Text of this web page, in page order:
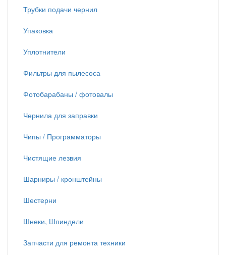
Трубки подачи чернил
Упаковка
Уплотнители
Фильтры для пылесоса
Фотобарабаны / фотовалы
Чернила для заправки
Чипы / Программаторы
Чистящие лезвия
Шарниры / кронштейны
Шестерни
Шнеки, Шпиндели
Запчасти для ремонта техники